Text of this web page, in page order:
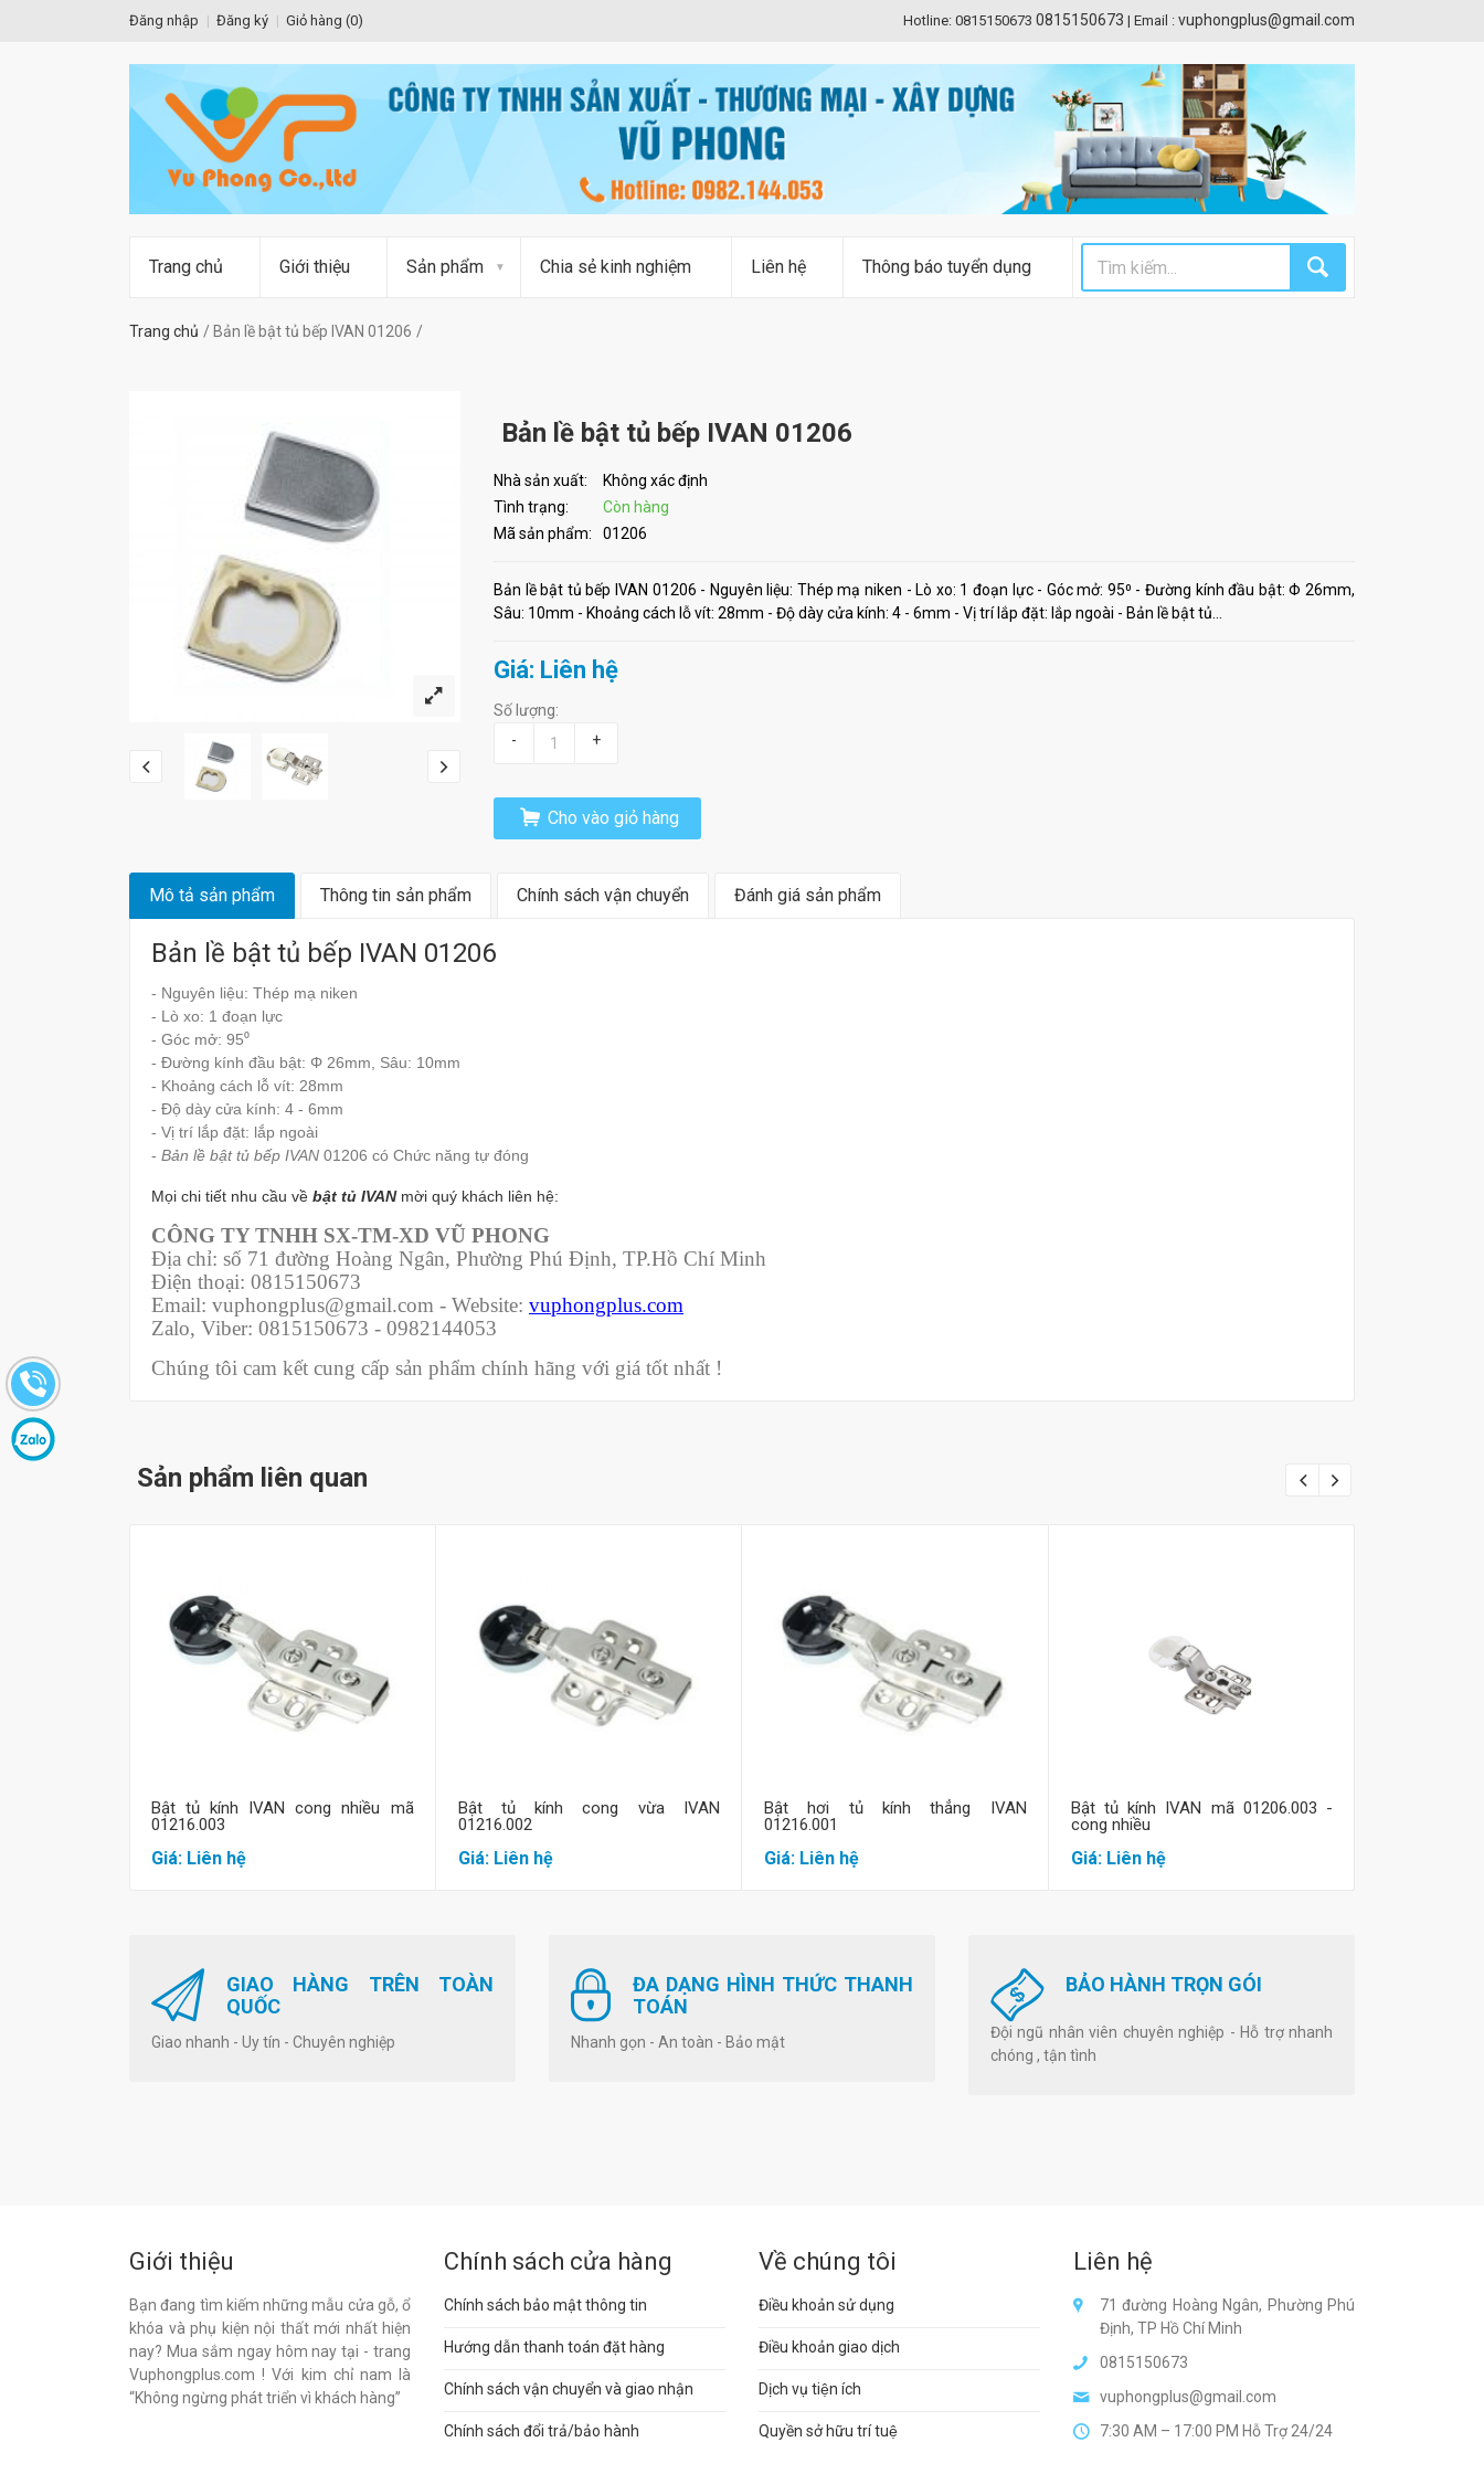
Đăng nhập Đăng ký Giỏ hàng (0) Hotline: 0815150673 0815150673 | Email : vuphongplus@gmail.com
Trang chủ Giới thiệu Sản phẩm Chia sẻ kinh nghiệm Liên hệ Thông báo tuyển dụng
Trang chủ Bản lề bật tủ bếp IVAN 01206
Bản lề bật tủ bếp IVAN 01206
Nhà sản xuất:
Không xác định
Tình trạng:
Còn hàng
Mã sản phẩm:
01206
Bản lề bật tủ bếp IVAN 01206 - Nguyên liệu: Thép mạ niken - Lò xo: 1 đoạn lực - Góc mở: 95⁰ - Đường kính đầu bật: Φ 26mm,
Sâu: 10mm - Khoảng cách lỗ vít: 28mm - Độ dày cửa kính: 4 - 6mm - Vị trí lắp đặt: lắp ngoài - Bản lề bật tủ...
Giá: Liên hệ
Số lượng:
-
+
Cho vào giỏ hàng
Mô tả sản phẩm Thông tin sản phẩm Chính sách vận chuyển Đánh giá sản phẩm
Bản lề bật tủ bếp IVAN 01206
- Nguyên liệu: Thép mạ niken
- Lò xo: 1 đoạn lực
- Góc mở: 95⁰
- Đường kính đầu bật: Φ 26mm, Sâu: 10mm
- Khoảng cách lỗ vít: 28mm
- Độ dày cửa kính: 4 - 6mm
- Vị trí lắp đặt: lắp ngoài
- Bản lề bật tủ bếp IVAN 01206 có Chức năng tự đóng
Mọi chi tiết nhu cầu về bật tủ IVAN mời quý khách liên hệ:
CÔNG TY TNHH SX-TM-XD VŨ PHONG
Địa chỉ: số 71 đường Hoàng Ngân, Phường Phú Định, TP.Hồ Chí Minh
Điện thoại: 0815150673
Email: vuphongplus@gmail.com - Website: vuphongplus.com
Zalo, Viber: 0815150673 - 0982144053
Chúng tôi cam kết cung cấp sản phẩm chính hãng với giá tốt nhất !
Sản phẩm liên quan
Mua hàng
Bật tủ kính IVAN cong nhiều mã
01216.003
Giá: Liên hệ
Mua hàng
Bật tủ kính cong vừa IVAN
01216.002
Giá: Liên hệ
Mua hàng
Bật hơi tủ kính thẳng IVAN
01216.001
Giá: Liên hệ
Mua hàng
Bật tủ kính IVAN mã 01206.003 -
cong nhiều
Giá: Liên hệ
GIAO HÀNG TRÊN TOÀN
QUỐC
Giao nhanh - Uy tín - Chuyên nghiệp
ĐA DẠNG HÌNH THỨC THANH
TOÁN
Nhanh gọn - An toàn - Bảo mật
BẢO HÀNH TRỌN GÓI
Đội ngũ nhân viên chuyên nghiệp - Hỗ trợ nhanh
chóng , tận tình
Giới thiệu
Bạn đang tìm kiếm những mẫu cửa gỗ, ổ
khóa và phụ kiện nội thất mới nhất hiện
nay? Mua sắm ngay hôm nay tại - trang
Vuphongplus.com ! Với kim chỉ nam là
“Không ngừng phát triển vì khách hàng”
Chính sách cửa hàng
Chính sách bảo mật thông tin
Hướng dẫn thanh toán đặt hàng
Chính sách vận chuyển và giao nhận
Chính sách đổi trả/bảo hành
Về chúng tôi
Điều khoản sử dụng
Điều khoản giao dịch
Dịch vụ tiện ích
Quyền sở hữu trí tuệ
Liên hệ
71 đường Hoàng Ngân, Phường Phú
Định, TP Hồ Chí Minh
0815150673
vuphongplus@gmail.com
7:30 AM – 17:00 PM Hỗ Trợ 24/24